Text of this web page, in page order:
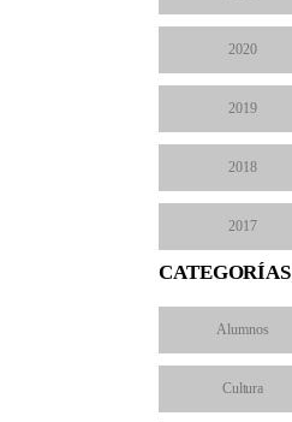
2020
2019
2018
2017
CATEGORÍAS
Alumnos
Cultura